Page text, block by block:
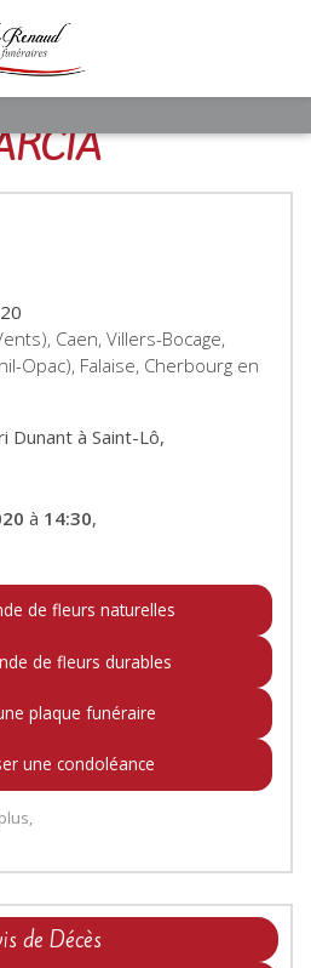
Caen, Villers-Bocage,
Opac), Falaise, Cherbourg en
Dunant à Saint-Lô,
à 14:30,
de fleurs naturelles
de fleurs durables
plaque funéraire
une condoléance
de Décès